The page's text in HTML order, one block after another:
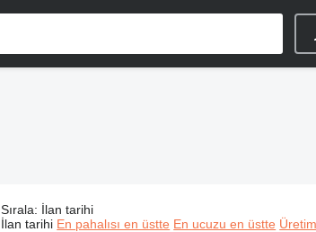
Sırala: İlan tarihi
İlan tarihi En pahalısı en üstte En ucuzu en üstte